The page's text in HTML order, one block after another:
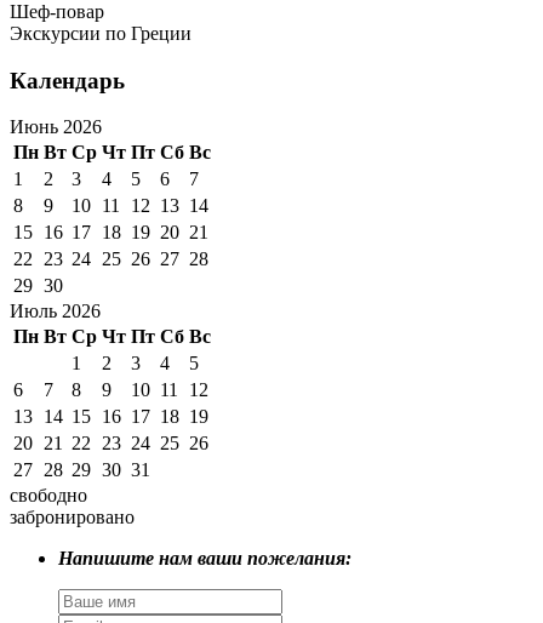
Шеф-повар
Экскурсии по Греции
Календарь
Июнь 2026
Пн Вт Ср Чт Пт Сб Вс
1
2 3 4 5 6
7
8
9 10 11 12 13 14
15 16 17 18 19 20 21
22
23 24 25 26 27 28
29 30
Июль 2026
Пн Вт Ср Чт Пт Сб Вс
1
2 3 4
5
6
7 8 9 10 11
12
13 14 15 16 17 18 19
20 21 22 23 24 25 26
27 28 29 30 31
свободно
забронировано
Напишите нам ваши пожелания: